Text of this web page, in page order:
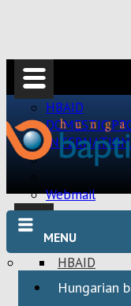
HBAID
DOMESTIC
Webmail
HBAID
DOMESTIC
MENU
Hungarian